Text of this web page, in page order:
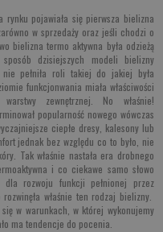
rynku pojawiała się pierwsza bielizna
w sprzedaży oraz jeśli chodzi o
bielizna termo aktywna była odzieżą
dzisiejszych modeli bielizny
pełniła roli takiej do jakiej była
funkcjonwania miała właściwości
zewnętrznej. No właśnie!
popularność nowego wówczas
ciepłe dresy, kalesony lub
jednak bez względu co to było, nie
Tak właśnie nastała era drobnego
i co ciekawe samo słowo
dla rozwoju funkcji pełnionej przez
właśnie ten rodzaj bielizny.
w warunkach, w której wykonujemy
ma tendencje do pocenia.